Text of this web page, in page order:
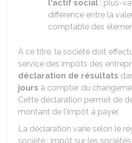
l'actif social : plus-
différence entre la
comptable des
À ce titre, la société doit
service des impôts des
déclaration de résultats
jours à compter du
Cette déclaration permet de
montant de l'impôt à payer.
La déclaration varie selon le
société : impôt sur les